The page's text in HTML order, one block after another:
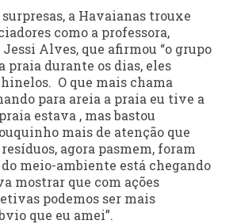
a Havaianas trouxe
como a professora,
Alves, que afirmou “o grupo
praia durante os dias, eles
O que mais chama
para areia a praia eu tive a
estava , mas bastou
mais de atenção que
agora pasmem, foram
do meio-ambiente está chegando
mostrar que com ações
podemos ser mais
que eu amei”.